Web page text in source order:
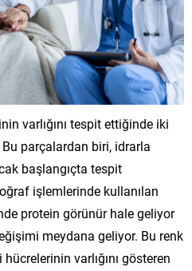
varlığını tespit ettiğinde iki
Bu parçalardan biri, idrarla
başlangıçta tespit
işlemlerinde kullanılan
protein görünür hale geliyor
meydana geliyor. Bu renk
varlığını gösteren